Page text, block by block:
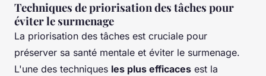
Techniques de priorisation des tâches pour
éviter le surmenage
La priorisation des tâches est cruciale pour
préserver sa santé mentale et éviter le surmenage.
L'une des techniques les plus efficaces est la